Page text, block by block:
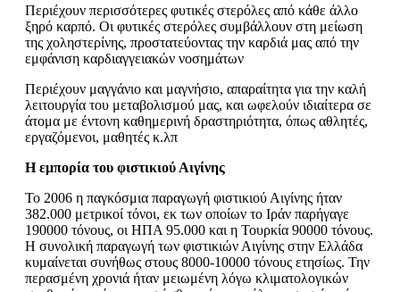
Περιέχουν περισσότερες φυτικές στερόλες από κάθε άλλο
ξηρό καρπό. Οι φυτικές στερόλες συμβάλλουν στη μείωση
της χοληστερίνης, προστατεύοντας την καρδιά μας από την
εμφάνιση καρδιαγγειακών νοσημάτων
Περιέχουν μαγγάνιο και μαγνήσιο, απαραίτητα για την καλή
λειτουργία του μεταβολισμού μας, και ωφελούν ιδιαίτερα σε
άτομα με έντονη καθημερινή δραστηριότητα, όπως αθλητές,
εργαζόμενοι, μαθητές κ.λπ
Η εμπορία του φιστικιού Αιγίνης
Το 2006 η παγκόσμια παραγωγή φιστικιού Αιγίνης ήταν
382.000 μετρικοί τόνοι, εκ των οποίων το Ιράν παρήγαγε
190000 τόνους, οι ΗΠΑ 95.000 και η Τουρκία 90000 τόνους.
Η συνολική παραγωγή των φιστικιών Αιγίνης στην Ελλάδα
κυμαίνεται συνήθως στους 8000-10000 τόνους ετησίως. Την
περασμένη χρονιά ήταν μειωμένη λόγω κλιματολογικών